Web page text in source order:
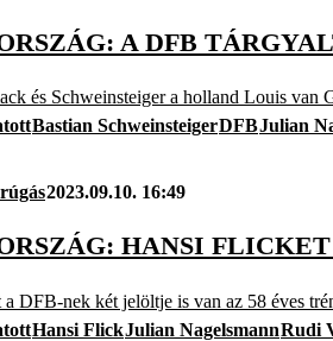
A DFB
és Schweinsteiger a holland Louis van
Bastian SchweinsteigerDFBJulian
2023.09.10. 16:49
HANSI
DFB-nek két jelöltje is van az 58 éves
Hansi FlickJulian NagelsmannRudi